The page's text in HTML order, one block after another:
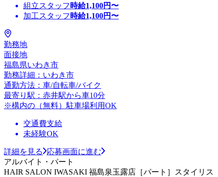
組立スタッフ 時給1,100円〜
加工スタッフ 時給1,100円〜
勤務地
面接地
福島県いわき市
勤務詳細：いわき市
通勤方法：車/自転車/バイク
最寄り駅：赤井駅から車10分
※構内の（無料）駐車場利用OK
交通費支給
未経験OK
詳細を見る
応募画面に進む
アルバイト・パート
HAIR SALON IWASAKI 福島泉玉露店［パート］スタイリス